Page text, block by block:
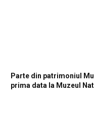
Parte din patrimoniul
prima data la Muzeul